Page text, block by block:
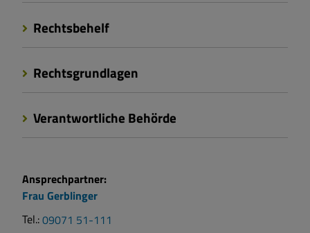
Rechtsbehelf
Rechtsgrundlagen
Verantwortliche Behörde
Ansprechpartner:
Frau Gerblinger
Tel.:09071 51-111